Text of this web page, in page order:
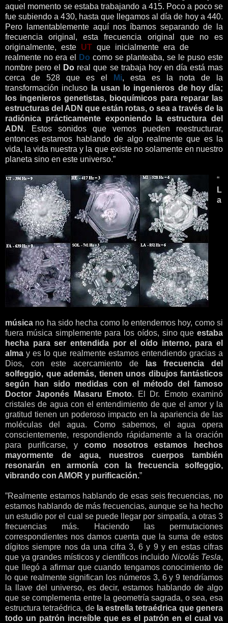
aquel momento se estaba trabajando a 415. Poco a poco se
fue subiendo a 430, hasta que llegamos al día de hoy a 440.
Pero lamentablemente aquí nos íbamos separando de la
frecuencia original, esta frecuencia original que no es
originalmente, este UT que inicialmente era de
realmente no era el
Do como se planteaba, se le puso este
nombre pero el
Do real que se trabaja hoy en día está mas
cerca de 528 que es el
Mi, esta es la nota de la
transformación incluso
a usan lo ingenieros de hoy día;
los ingenieros genetistas, bioquímicos para reparar las
estructuras del ADN que están rotas, o sea a través de la
radiónica prácticamente exponiendo la estructura del
ADN . Estos sonidos que vemos pueden reestructurar,
entonces estamos hablando de algo realmente que es la
vida, la vida nuestra y la que existe no solamente en nuestro
planeta sino en este universo.”
“
L
a
música no ha sido hecha como lo entendemos hoy, como si
fuera música simplemente para los oídos, sino que estaba
hecha para ser entendida por el oído interno, para el
alma y es lo que realmente estamos entendiendo gracias a
Dios, con este acercamiento de
las frecuencia del
solfeggio, que además, tienen unos dibujos fantásticos
según han sido medidas con el método del famoso
Doctor Japonés Masaru Emoto. El Dr. Emoto examinó
cristales de agua con el entendimiento de que el amor y la
gratitud tienen un poderoso impacto en la apariencia de las
moléculas del agua. Como sabemos, el agua opera
conscientemente, respondiendo rápidamente a la oración
para purificarse, y como nosotros estamos hechos
mayormente de agua, nuestros cuerpos también
resonarán en armonía con la frecuencia solfeggio,
vibrando con AMOR y purificación.”
”Realmente estamos hablando de esas seis frecuencias, no
estamos hablando de más frecuencias, aunque se ha hecho
un estudio por el cual se puede llegar por simpatía, a otras 3
frecuencias más. Haciendo las permutaciones
correspondientes nos damos cuenta que la suma de estos
dígitos siempre nos da una cifra 3, 6 y 9 y en estas cifras
que ya grandes místicos y científicos incluido Nicolás Tesla,
que llegó a afirmar que cuando tengamos conocimiento de
lo que realmente significan los números 3, 6 y 9 tendríamos
la llave del universo, es decir, estamos hablando de algo
que se complementa entre la geometría sagrada, o sea, esa
estructura tetraédrica, de la estrella tetraédrica que genera
todo un patrón increíble que es el patrón en el cual va